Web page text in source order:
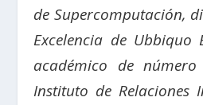
de Supercomputación,
Excelencia de Ubbiquo
académico de
Instituto de Relaciones